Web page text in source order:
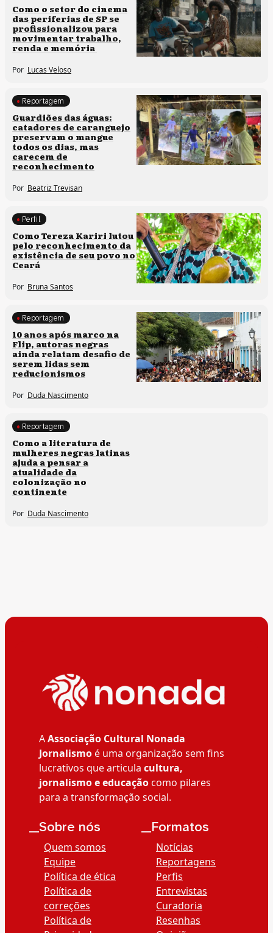
Políticas culturais
Como o setor do cinema
das periferias de SP se
profissionalizou para
movimentar trabalho,
renda e memória
Por Lucas Veloso
Clima e cultura
Reportagem
Guardiões das águas:
catadores de caranguejo
preservam o mangue
todos os dias, mas
carecem de
reconhecimento
Por Beatriz Trevisan
Comunidades tradicionais
Perfil
Como Tereza Kariri lutou
pelo reconhecimento da
existência de seu povo no
Ceará
Por Bruna Santos
Processos artísticos
Reportagem
10 anos após marco na
Flip, autoras negras
ainda relatam desafio de
serem lidas sem
reducionismos
Por Duda Nascimento
Direitos humanos
Reportagem
Como a literatura de
mulheres negras latinas
ajuda a pensar a
atualidade da
colonização no
continente
Por Duda Nascimento
AAssociação Cultural Nonada
Jornalismoé uma organização sem fins
lucrativos que articula cultura,
jornalismo e educaçãocomo pilares
para a transformação social.
__Sobre nós
Quem somos
Equipe
Política de ética
Política de
correções
Política de
__Formatos
Notícias
Reportagens
Perfis
Entrevistas
Curadoria
Resenhas